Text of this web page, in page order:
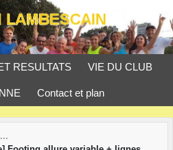
RESULTATS VIE DU CLUB
Contact et plan